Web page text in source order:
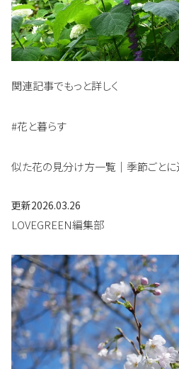
関連記事でもっと詳しく
#花と暮らす
似た花の見分け方一覧｜季節ごと
更新2026.03.26
LOVEGREEN編集部